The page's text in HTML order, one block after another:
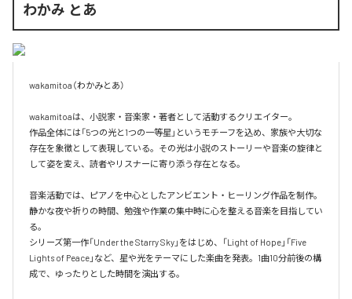
わかみ とあ
wakamitoa（わかみとあ）
wakamitoaは、小説家・音楽家・著者として活動するクリエイター。
作品全体には「5つの光と1つの一等星」というモチーフを込め、家族や大切な
存在を象徴として表現している。その光は小説のストーリーや音楽の旋律と
して姿を変え、読者やリスナーに寄り添う存在となる。
音楽活動では、ピアノを中心としたアンビエント・ヒーリング作品を制作。
静かな夜や祈りの時間、勉強や作業の集中時に心を整える音楽を目指してい
る。
シリーズ第一作「Under the Starry Sky」をはじめ、「Light of Hope」「Five
Lights of Peace」など、星や光をテーマにした楽曲を発表。1曲10分前後の構
成で、ゆったりとした時間を演出する。